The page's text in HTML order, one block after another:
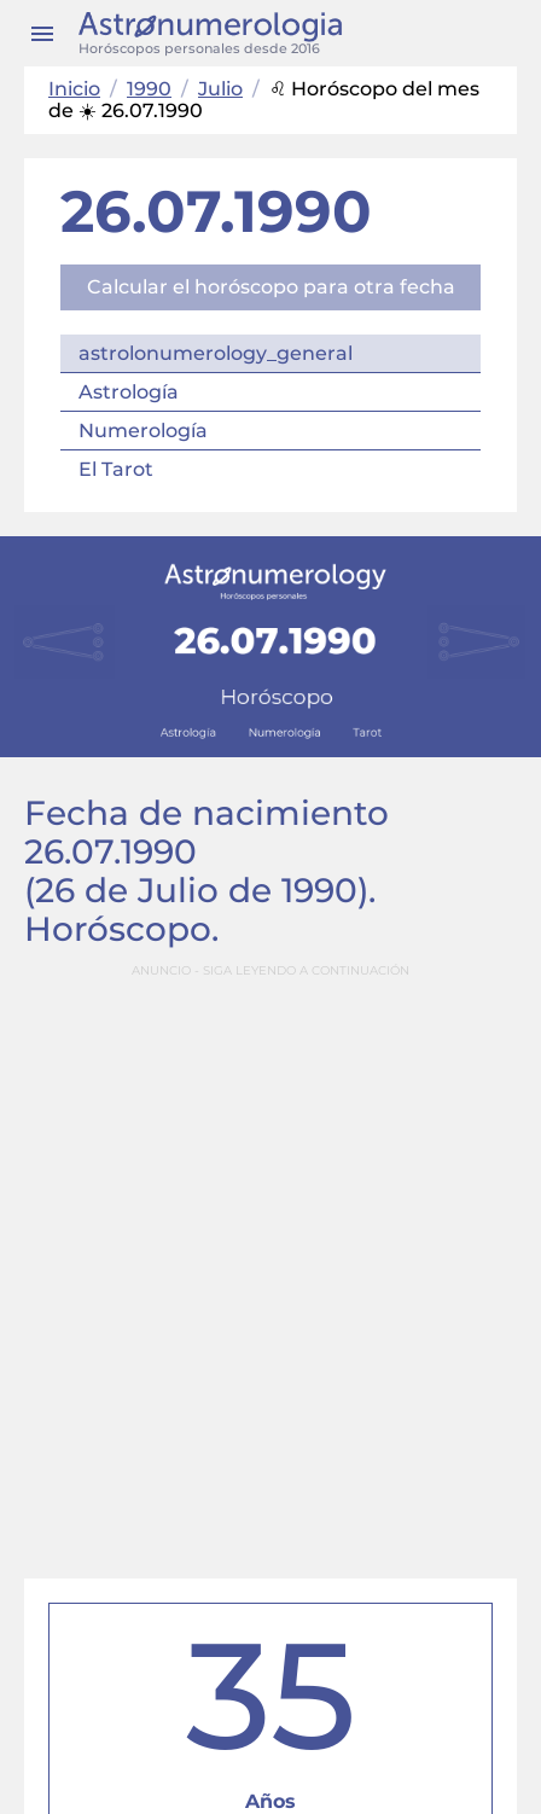
Horóscopos personales desde 2016
Inicio / 1990 / Julio / ♌ Horóscopo del mes
de ☀️ 26.07.1990
26.07.1990
Calcular el horóscopo para otra fecha
astrolonumerology_general
Astrología
Numerología
El Tarot
Fecha de nacimiento
26.07.1990
(26 de Julio de 1990).
Horóscopo.
ANUNCIO - SIGA LEYENDO A CONTINUACIÓN
35
Años